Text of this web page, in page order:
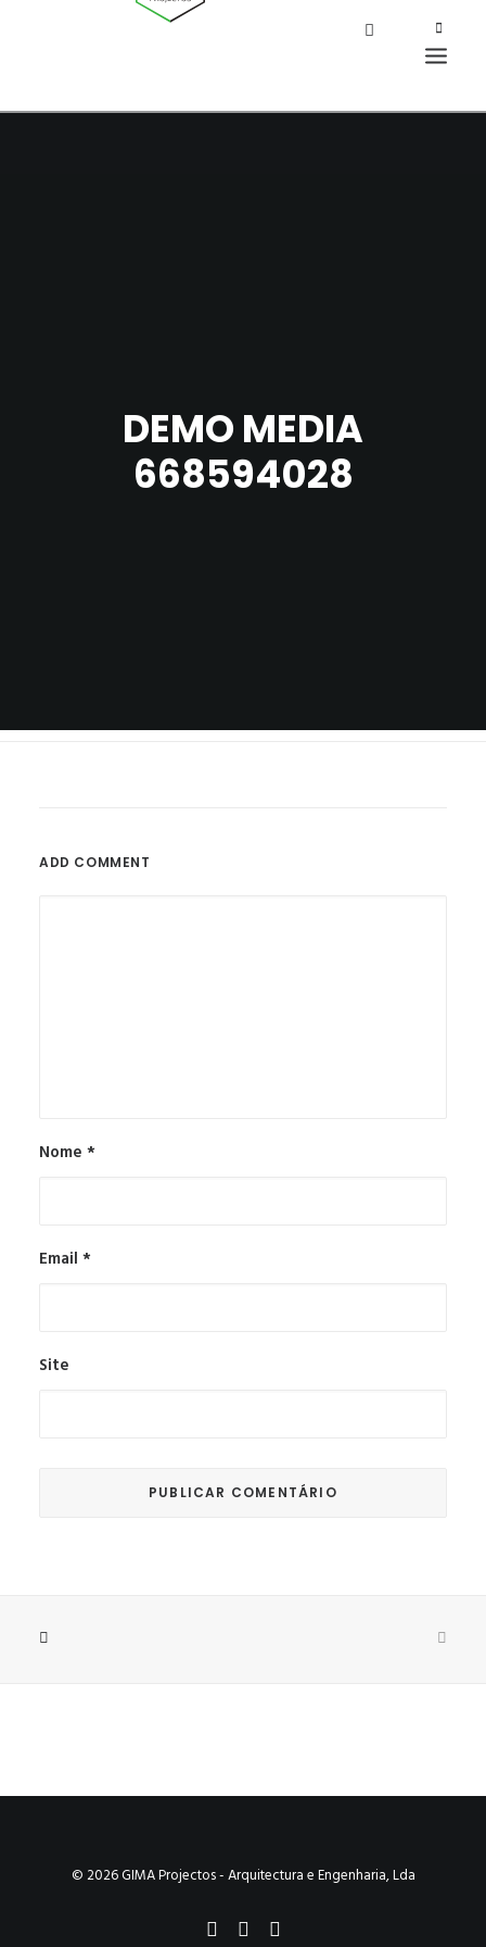
DEMO MEDIA
668594028
ADD COMMENT
Nome *
Email *
Site
© 2026 GIMA Projectos - Arquitectura e Engenharia, Lda